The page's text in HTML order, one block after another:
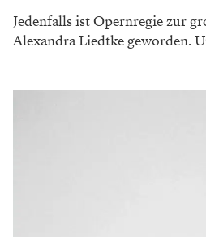
heutig, orientieren sich aber
um 1900 mit Körper, Form
sich das Hochgeschlossene